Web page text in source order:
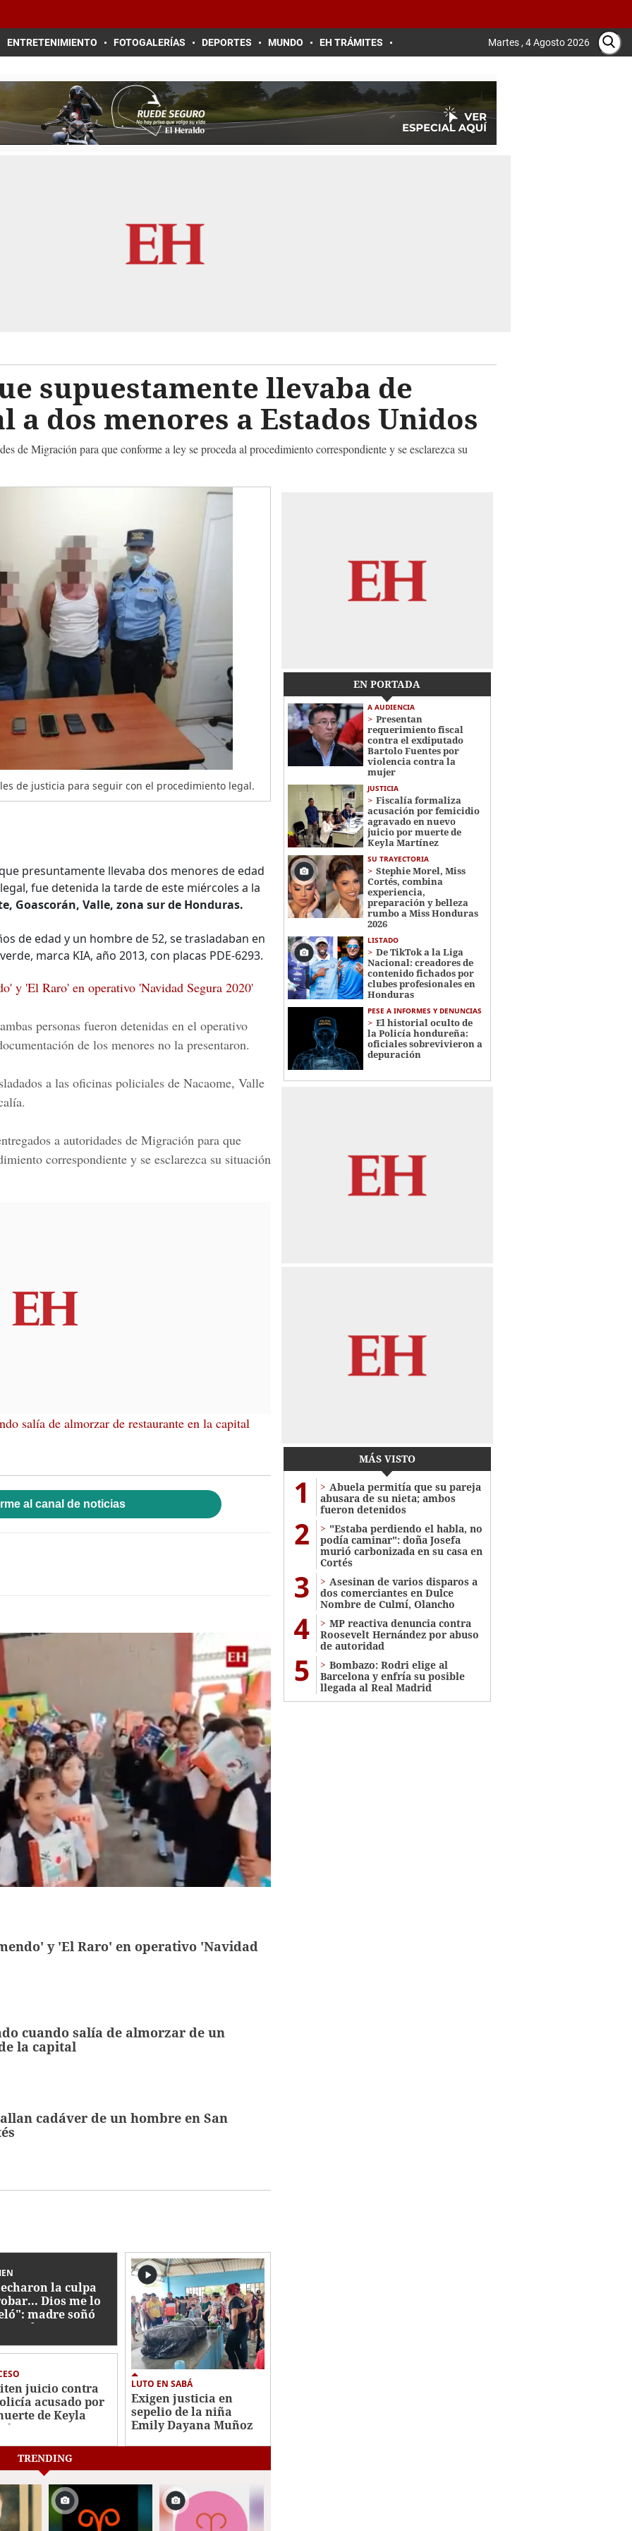
ENTRETENIMIENTO FOTOGALERÍAS DEPORTES MUNDO EH TRÁMITES Martes , 4 Agosto 2026
supuestamente llevaba de
a dos menores a Estados Unidos
de Migración para que conforme a ley se proceda al procedimiento correspondiente y se esclarezca su
de justicia para seguir con el procedimiento legal.
presuntamente llevaba dos menores de edad
fue detenida la tarde de este miércoles a la
Goascorán, Valle, zona sur de Honduras.
de edad y un hombre de 52, se trasladaban en
marca KIA, año 2013, con placas PDE-6293.
y 'El Raro' en operativo 'Navidad Segura 2020'
personas fueron detenidas en el operativo
de los menores no la presentaron.
a las oficinas policiales de Nacaome, Valle
a autoridades de Migración para que
correspondiente y se esclarezca su situación
salía de almorzar de restaurante en la capital
al canal de noticias
y 'El Raro' en operativo 'Navidad
cuando salía de almorzar de un
la capital
cadáver de un hombre en San
la culpa
Dios me lo
madre soñó
Harol, menor
juicio contra
acusado por
de Keyla
LUTO EN SABÁ
Exigen justicia en
sepelio de la niña
Emily Dayana Muñoz
EN PORTADA
A AUDIENCIA
Presentan
requerimiento fiscal
contra el exdiputado
Bartolo Fuentes por
violencia contra la
mujer
JUSTICIA
Fiscalía formaliza
acusación por femicidio
agravado en nuevo
juicio por muerte de
Keyla Martínez
SU TRAYECTORIA
Stephie Morel, Miss
Cortés, combina
experiencia,
preparación y belleza
rumbo a Miss Honduras
2026
LISTADO
De TikTok a la Liga
Nacional: creadores de
contenido fichados por
clubes profesionales en
Honduras
PESE A INFORMES Y DENUNCIAS
El historial oculto de
la Policía hondureña:
oficiales sobrevivieron a
depuración
MÁS VISTO
1
Abuela permitía que su pareja
abusara de su nieta; ambos
fueron detenidos
2
"Estaba perdiendo el habla, no
podía caminar": doña Josefa
murió carbonizada en su casa en
Cortés
3
Asesinan de varios disparos a
dos comerciantes en Dulce
Nombre de Culmí, Olancho
4
MP reactiva denuncia contra
Roosevelt Hernández por abuso
de autoridad
5
Bombazo: Rodri elige al
Barcelona y enfría su posible
llegada al Real Madrid
TRENDING